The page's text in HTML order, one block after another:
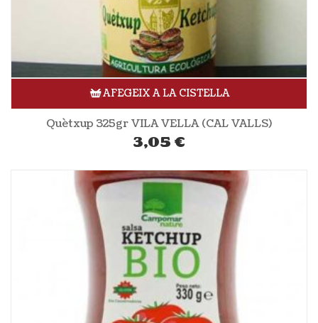
AFEGEIX A LA CISTELLA
Quètxup 325gr VILA VELLA (CAL VALLS)
3,05 €